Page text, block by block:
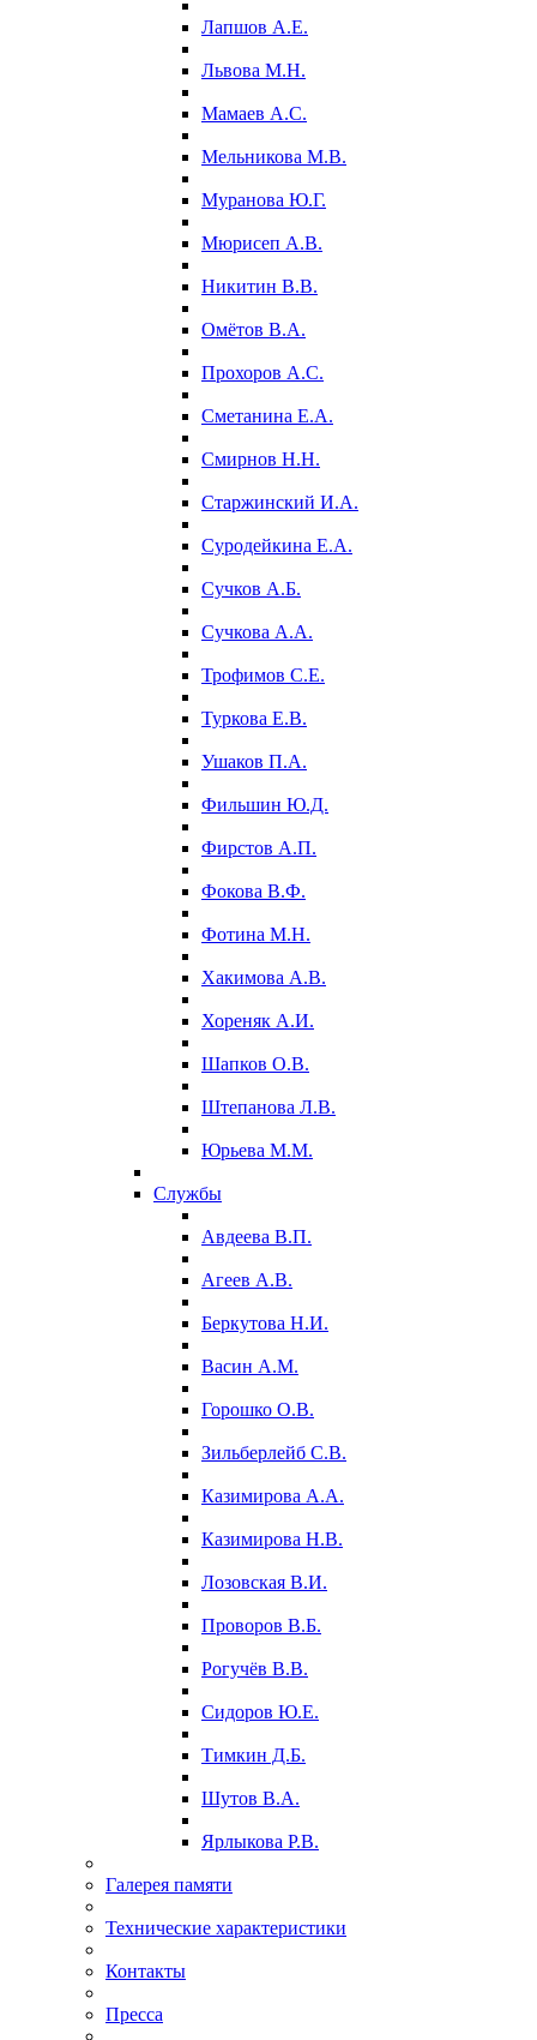
Лапшов А.Е.
Львова М.Н.
Мамаев А.С.
Мельникова М.В.
Муранова Ю.Г.
Мюрисеп А.В.
Никитин В.В.
Омётов В.А.
Прохоров А.С.
Сметанина Е.А.
Смирнов Н.Н.
Старжинский И.А.
Суродейкина Е.А.
Сучков А.Б.
Сучкова А.А.
Трофимов С.Е.
Туркова Е.В.
Ушаков П.А.
Фильшин Ю.Д.
Фирстов А.П.
Фокова В.Ф.
Фотина М.Н.
Хакимова А.В.
Хореняк А.И.
Шапков О.В.
Штепанова Л.В.
Юрьева М.М.
Службы
Авдеева В.П.
Агеев А.В.
Беркутова Н.И.
Васин А.М.
Горошко О.В.
Зильберлейб С.В.
Казимирова А.А.
Казимирова Н.В.
Лозовская В.И.
Проворов В.Б.
Рогучёв В.В.
Сидоров Ю.Е.
Тимкин Д.Б.
Шутов В.А.
Ярлыкова Р.В.
Галерея памяти
Технические характеристики
Контакты
Пресса